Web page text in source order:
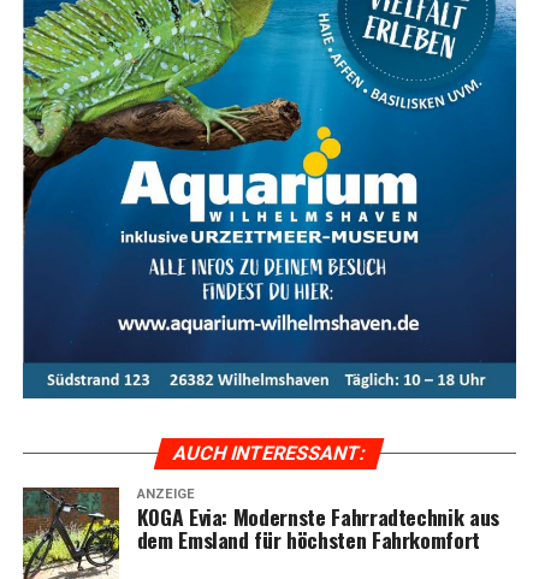
Die Pau­scha­le wird jähr­lich zum 1. Janu­ar an die Lebens­
hal­tungs­kos­ten ange­passt und liegt der­zeit bei4.560,59
Euro monat­lich(Aus­füh­rungs­be­stim­mun­gen des Ältes­
ten­ra­tes). Kos­ten, die dar­über hin­aus­ge­hen, kön­nen
nicht steu­er­lich abge­setzt wer­den, denn es gibt für den
Abge­ord­ne­ten kei­ne „Wer­bungs­kos­ten“. Der Gesetz­ge­
ber hat sich für die Kos­ten­pau­scha­le ent­schie­den, da
die­se dem in der Ver­fas­sung ver­an­ker­ten Grund­satz des
frei­en Man­dats am ehes­ten gerecht wird. Zudem ist eine
Pau­scha­le, die sich am Durch­schnitts­auf­wand ori­en­tiert,
im Ver­hält­nis aller Abge­ord­ne­ten unter­ein­an­der am
gerech­tes­ten und stellt die kos­ten­güns­tigs­te Lösung
dar: Im Fal­le von Ein­zel­nach­wei­sen wür­de sich der Ver­
wal­tungs­auf­wand für den Deut­schen Bun­des­tag enorm
Pau­scha­le die Kos­ten im Haus­halt von Anfang an —
anhand der Zahl der Abge­ord­ne­ten — genau berech­net
wer­den. (Stand: Janu­ar 2021)
Mit­ar­bei­ter
AUCH INTER­ES­SANT:
ANZEIGE
KOGA Evia: Moderns­te Fahr­rad­tech­nik aus
dem Ems­land für höchs­ten Fahrkomfort